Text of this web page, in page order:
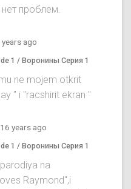
проблем.
years ago
1 / Воронины Серия 1
ne mojem otkrit
" i "racshirit ekran "
16 years ago
1 / Воронины Серия 1
na
Raymond'',i